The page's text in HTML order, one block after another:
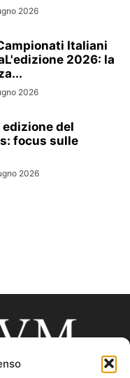
2026
Italiani
2026: la
2026
del
focus sulle
2026